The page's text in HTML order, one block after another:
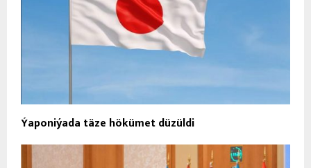
Ýaponiýada täze hökümet düzüldi